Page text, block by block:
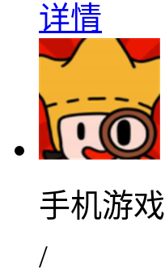
详情
手机游戏
/